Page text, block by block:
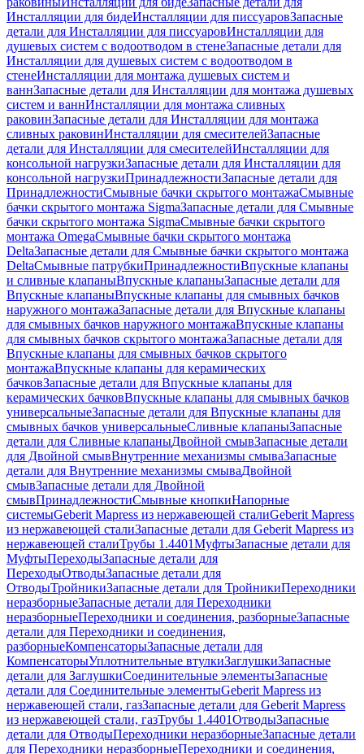
Инсталляции для бидеИнсталляции для писсуаровЗапасные
детали для Инсталляции для писсуаровИнсталляции для
душевых систем с водоотводом в стенеЗапасные детали для
Инсталляции для душевых систем с водоотводом в
стенеИнсталляции для монтажа душевых систем и
ваннЗапасные детали для Инсталляции для монтажа душевых
систем и ваннИнсталляции для монтажа сливных
раковинЗапасные детали для Инсталляции для монтажа
сливных раковинИнсталляции для смесителейЗапасные
детали для Инсталляции для смесителейИнсталляции для
консольной нагрузкиЗапасные детали для Инсталляции для
консольной нагрузкиПринадлежностиЗапасные детали для
ПринадлежностиСмывные бачки скрытого монтажаСмывные
бачки скрытого монтажа SigmaЗапасные детали для Смывные
бачки скрытого монтажа SigmaСмывные бачки скрытого
монтажа OmegaСмывные бачки скрытого монтажа
DeltaЗапасные детали для Смывные бачки скрытого монтажа
DeltaСмывные патрубкиПринадлежностиВпускные клапаны
и сливные клапаныВпускные клапаныЗапасные детали для
Впускные клапаныВпускные клапаны для смывных бачков
наружного монтажаЗапасные детали для Впускные клапаны
для смывных бачков наружного монтажаВпускные клапаны
для смывных бачков скрытого монтажаЗапасные детали для
Впускные клапаны для смывных бачков скрытого
монтажаВпускные клапаны для керамических
бачковЗапасные детали для Впускные клапаны для
керамических бачковВпускные клапаны для смывных бачков
универсальныеЗапасные детали для Впускные клапаны для
смывных бачков универсальныеСливные клапаныЗапасные
детали для Сливные клапаныДвойной смывЗапасные детали
для Двойной смывВнутренние механизмы смываЗапасные
детали для Внутренние механизмы смываДвойной
смывЗапасные детали для Двойной
смывПринадлежностиСмывные кнопкиНапорные
системыGeberit Mapress из нержавеющей сталиGeberit Mapress
из нержавеющей сталиЗапасные детали для Geberit Mapress из
нержавеющей сталиТрубы 1.4401МуфтыЗапасные детали для
МуфтыПереходыЗапасные детали для
ПереходыОтводыЗапасные детали для
ОтводыТройникиЗапасные детали для ТройникиПереходники
неразборныеЗапасные детали для Переходники
неразборныеПереходники и соединения, разборныеЗапасные
детали для Переходники и соединения,
разборныеКомпенсаторыЗапасные детали для
КомпенсаторыУплотнительные втулкиЗаглушкиЗапасные
детали для ЗаглушкиСоединительные элементыЗапасные
детали для Соединительные элементыGeberit Mapress из
нержавеющей стали, газЗапасные детали для Geberit Mapress
из нержавеющей стали, газТрубы 1.4401ОтводыЗапасные
детали для ОтводыПереходники неразборныеЗапасные детали
для Переходники неразборныеПереходники и соединения,